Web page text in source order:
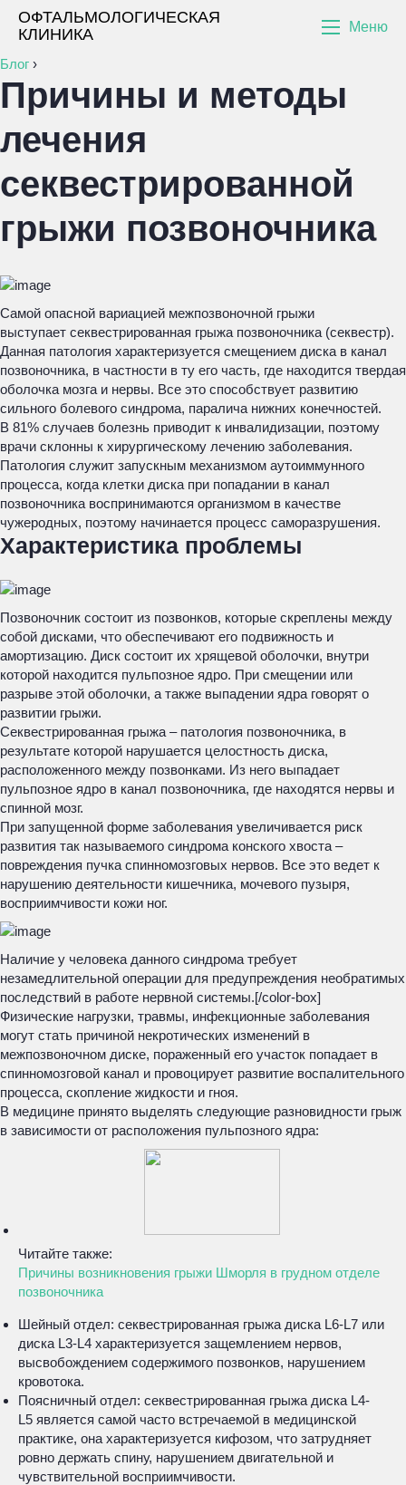
ОФТАЛЬМОЛОГИЧЕСКАЯ
КЛИНИКА
Меню
Блог ›
Причины и методы
лечения
секвестрированной
грыжи позвоночника
Самой опасной вариацией межпозвоночной грыжи
выступает секвестрированная грыжа позвоночника (секвестр).
Данная патология характеризуется смещением диска в канал
позвоночника, в частности в ту его часть, где находится твердая
оболочка мозга и нервы. Все это способствует развитию
сильного болевого синдрома, паралича нижних конечностей.
В 81% случаев болезнь приводит к инвалидизации, поэтому
врачи склонны к хирургическому лечению заболевания.
Патология служит запускным механизмом аутоиммунного
процесса, когда клетки диска при попадании в канал
позвоночника воспринимаются организмом в качестве
чужеродных, поэтому начинается процесс саморазрушения.
Характеристика проблемы
Позвоночник состоит из позвонков, которые скреплены между
собой дисками, что обеспечивают его подвижность и
амортизацию. Диск состоит их хрящевой оболочки, внутри
которой находится пульпозное ядро. При смещении или
разрыве этой оболочки, а также выпадении ядра говорят о
развитии грыжи.
Секвестрированная грыжа – патология позвоночника, в
результате которой нарушается целостность диска,
расположенного между позвонками. Из него выпадает
пульпозное ядро в канал позвоночника, где находятся нервы и
спинной мозг.
При запущенной форме заболевания увеличивается риск
развития так называемого синдрома конского хвоста –
повреждения пучка спинномозговых нервов. Все это ведет к
нарушению деятельности кишечника, мочевого пузыря,
восприимчивости кожи ног.
Наличие у человека данного синдрома требует
незамедлительной операции для предупреждения необратимых
последствий в работе нервной системы.[/color-box]
Физические нагрузки, травмы, инфекционные заболевания
могут стать причиной некротических изменений в
межпозвоночном диске, пораженный его участок попадает в
спинномозговой канал и провоцирует развитие воспалительного
процесса, скопление жидкости и гноя.
В медицине принято выделять следующие разновидности грыж
в зависимости от расположения пульпозного ядра:
Читайте также:
Причины возникновения грыжи Шморля в грудном отделе
позвоночника
Шейный отдел: секвестрированная грыжа диска L6-L7 или
диска L3-L4 характеризуется защемлением нервов,
высвобождением содержимого позвонков, нарушением
кровотока.
Поясничный отдел: секвестрированная грыжа диска L4-
L5 является самой часто встречаемой в медицинской
практике, она характеризуется кифозом, что затрудняет
ровно держать спину, нарушением двигательной и
чувствительной восприимчивости.